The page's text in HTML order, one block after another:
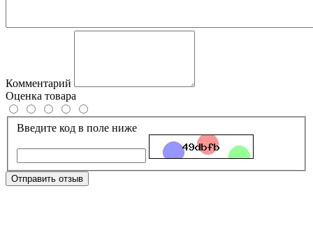
Комментарий
Оценка товара
Введите код в поле ниже
Отправить отзыв